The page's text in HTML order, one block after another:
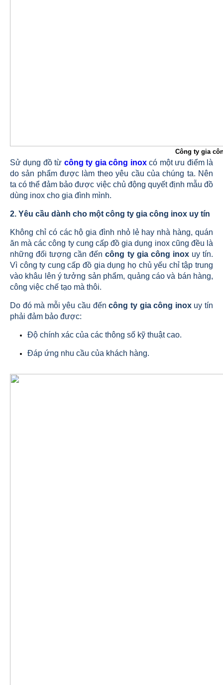
Công ty gia
Sử dụng đồ từ công ty gia công inoxcó một ưu điểm là
do sản phẩm được làm theo yêu cầu của chúng ta. Nên
ta có thể đảm bảo được việc chủ động quyết định mẫu đồ
dùng inox cho gia đình mình.
2. Yêu cầu dành cho một công ty gia công inox uy tín
Không chỉ có các hộ gia đình nhỏ lẻ hay nhà hàng, quán
ăn mà các công ty cung cấp đồ gia dụng inox cũng đều là
những đối tượng cần đếncông ty gia công inoxuy tín.
Vì công ty cung cấp đồ gia dụng họ chủ yếu chỉ tập trung
vào khâu lên ý tưởng sản phẩm, quảng cáo và bán hàng,
công việc chế tạo mà thôi.
Do đó mà mỗi yêu cầu đếncông ty gia công inoxuy tín
phải đảm bảo được:
Độ chính xác của các thông số kỹ thuật cao.
Đáp ứng nhu cầu của khách hàng.